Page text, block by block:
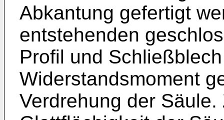
Abkantung gefertigt
entstehenden
Profil und
Widerstandsmoment
Verdrehung der